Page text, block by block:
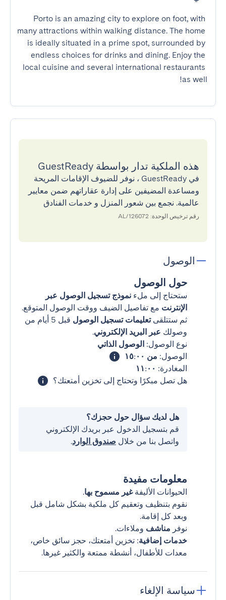
Porto is an amazing city to explore on foot, with
many attractions within walking distance. The home
is ideally situated in a prime spot, surrounded by
endless choices for drinks and dining. Enjoy the
local cuisine and several international restaurants
as well!
هذه الملكية تدار بواسطة GuestReady
في GuestReady ، نوفر للضيوف الإقامات المريحة
ومساعدة المضيفين على إدارة عقاراتهم ضمن معايير
عالمية. نجمع بين شعور المنزل و خدمات الفنادق
رقم ترخيص الوحدة: 126072/AL
الوصول
حول الوصول
ستحتاج إلى ملء نموذج تسجيل الوصول عبر
الإنترنت مع تفاصيل الضيف ووقت الوصول المتوقع.
ثم ستتلقىتعليمات تسجيل الوصول
قبل 5 أيام من
وصولك عبر البريد الإلكتروني.
نوع الوصول: الوصول الذاتي
الوصول: من ١٥:٠٠
المغادرة: ١١:٠٠
هل تصل مبكرًا وتحتاج إلى تخزين أمتعتك؟
هل لديك سؤال حول حجزك؟
قم بتسجيل الدخول عبر بريدك الإلكتروني
واتصل بنا من خلال صندوق الوارد.
معلومات مفيدة
الحيوانات الأليفةغير مسموح بها.
نقوم بتنظيف وتعقيم كل ملكية بشكل شامل قبل
وبعد كل إقامة.
نوفر مناشف وملاءات.
خدمات إضافية: تخزين أمتعتك، حجز سائق خاص،
معدات للأطفال، أنشطة ممتعة والكثير غيرها.
سياسة الإلغاء